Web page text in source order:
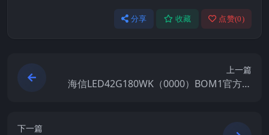
分享 收藏 点赞(0)
上一篇
海信LED42G180WK（0000）BOM1官方原
下一篇